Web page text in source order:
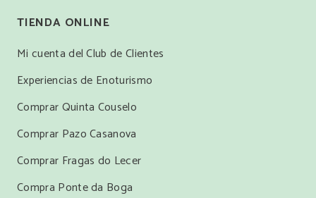
TIENDA ONLINE
Mi cuenta del Club de Clientes
Experiencias de Enoturismo
Comprar Quinta Couselo
Comprar Pazo Casanova
Comprar Fragas do Lecer
Compra Ponte da Boga